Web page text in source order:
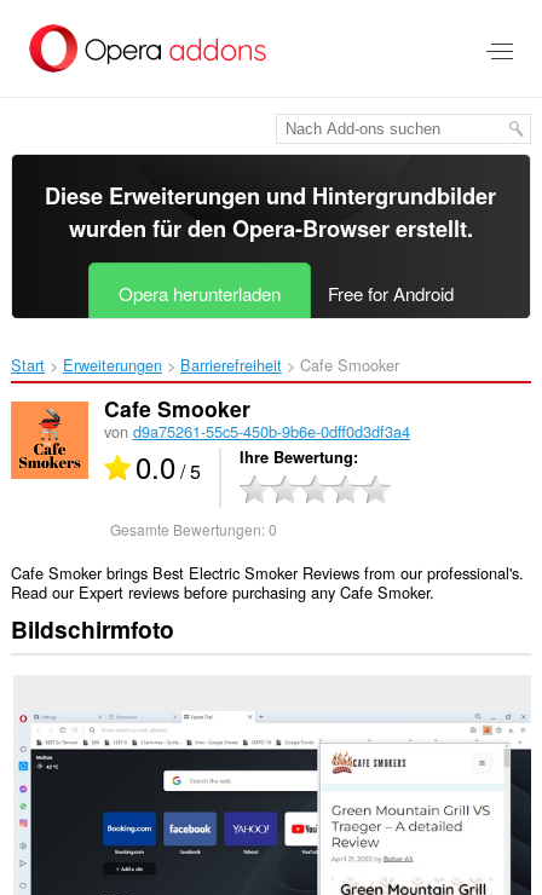
Hauptinhalt
springen
Diese Erweiterungen und Hintergrundbilder
wurden für den Opera-Browsererstellt.
Opera herunterladen Free for Android
Start Erweiterungen Barrierefreiheit Cafe Smooker‎
Cafe Smooker
von d9a75261-55c5-450b-9b6e-0dff0d3df3a4
0.0/ 5 Ihre Bewertung
Gesamte Bewertungen:0
Cafe Smoker brings Best Electric Smoker Reviews from our professional's.
Read our Expert reviews before purchasing any Cafe Smoker.
Bildschirmfoto